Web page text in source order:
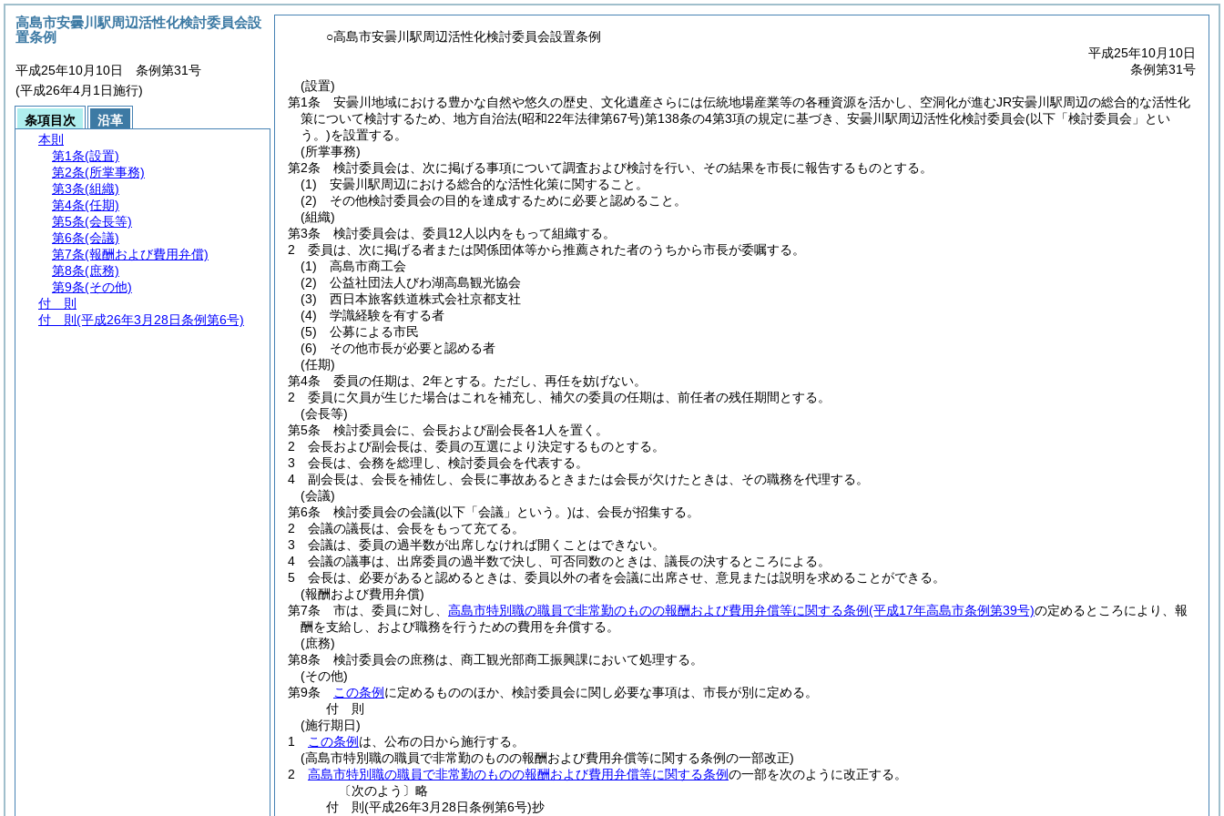
○高島市安曇川駅周辺活性化検討委員会設置条例
平成25年10月10日
条例第31号
(設置)
第1条
安曇川地域における豊かな自然や悠久の歴史、文化遺産さらには伝統地場産業等の各種資源を活かし、空洞化が進むJR安曇川駅周辺の総合的な活性化
策について検討するため、地方自治法(昭和22年法律第67号)第138条の4第3項の規定に基づき、安曇川駅周辺活性化検討委員会(以下「検討委員会」とい
う。)を設置する。
(所掌事務)
第2条
検討委員会は、次に掲げる事項について調査および検討を行い、その結果を市長に報告するものとする。
(1)
安曇川駅周辺における総合的な活性化策に関すること。
(2)
その他検討委員会の目的を達成するために必要と認めること。
(組織)
第3条
検討委員会は、委員12人以内をもって組織する。
2
委員は、次に掲げる者または関係団体等から推薦された者のうちから市長が委嘱する。
(1)
高島市商工会
(2)
公益社団法人びわ湖高島観光協会
(3)
西日本旅客鉄道株式会社京都支社
(4)
学識経験を有する者
(5)
公募による市民
(6)
その他市長が必要と認める者
(任期)
第4条
委員の任期は、2年とする。 ただし、再任を妨げない。
2
委員に欠員が生じた場合はこれを補充し、補欠の委員の任期は、前任者の残任期間とする。
(会長等)
第5条
検討委員会に、会長および副会長各1人を置く。
2
会長および副会長は、委員の互選により決定するものとする。
3
会長は、会務を総理し、検討委員会を代表する。
4
副会長は、会長を補佐し、会長に事故あるときまたは会長が欠けたときは、その職務を代理する。
(会議)
第6条
検討委員会の会議(以下「会議」という。)は、会長が招集する。
2
会議の議長は、会長をもって充てる。
3
会議は、委員の過半数が出席しなければ開くことはできない。
4
会議の議事は、出席委員の過半数で決し、可否同数のときは、議長の決するところによる。
5
会長は、必要があると認めるときは、委員以外の者を会議に出席させ、意見または説明を求めることができる。
(報酬および費用弁償)
第7条
市は、委員に対し、 高島市特別職の職員で非常勤のものの報酬および費用弁償等に関する条例(平成17年高島市条例第39号)の定めるところにより、報
酬を支給し、および職務を行うための費用を弁償する。
(庶務)
第8条
検討委員会の庶務は、商工観光部商工振興課において処理する。
(その他)
第9条
この条例 に定めるもののほか、検討委員会に関し必要な事項は、市長が別に定める。
付 則
(施行期日)
1
この条例 は、公布の日から施行する。
(高島市特別職の職員で非常勤のものの報酬および費用弁償等に関する条例の一部改正)
2
高島市特別職の職員で非常勤のものの報酬および費用弁償等に関する条例の一部を次のように改正する。
〔次のよう〕略
付 則(平成26年3月28日条例第6号)抄
高島市安曇川駅周辺活性化検討委員会設
置条例
平成25年10月10日 条例第31号
(平成26年4月1日施行)
条項目次
沿革
本則
第1条(設置)
第2条(所掌事務)
第3条(組織)
第4条(任期)
第5条(会長等)
第6条(会議)
第7条(報酬および費用弁償)
第8条(庶務)
第9条(その他)
付 則
付 則 (平成26年3月28日条例第6号)